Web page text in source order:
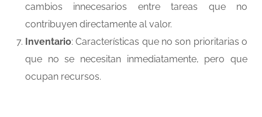
cambios innecesarios entre tareas que no
contribuyen directamente al valor.
Inventario: Características que no son prioritarias o
que no se necesitan inmediatamente, pero que
ocupan recursos.